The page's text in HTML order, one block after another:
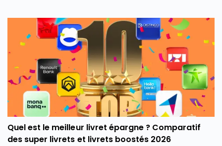
Quel est le meilleur livret épargne ? Comparatif
des super livrets et livrets boostés 2026